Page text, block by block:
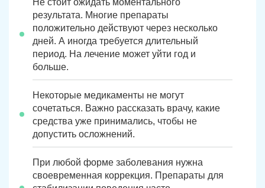
Не стоит ожидать моментального
результата. Многие препараты
положительно действуют через несколько
дней. А иногда требуется длительный
период. На лечение может уйти год и
больше.
Некоторые медикаменты не могут
сочетаться. Важно рассказать врачу, какие
средства уже принимались, чтобы не
допустить осложнений.
При любой форме заболевания нужна
своевременная коррекция. Препараты для
ПОЛУЧИТЬ ПОМОЩЬ
ПОЛУЧИТЬ ПОМОЩЬ
Челябинск Сим
Красногорский
Первомайский Карабаш
ПОЛУЧИТЬ ПОМОЩЬ